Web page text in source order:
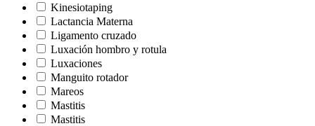
Kinesiotaping
Lactancia Materna
Ligamento cruzado
Luxación hombro y rotula
Luxaciones
Manguito rotador
Mareos
Mastitis
Mastitis